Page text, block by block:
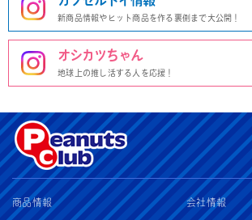
新商品情報やヒット商品を作る裏側まで大公開！
オシカツちゃん
地球上の推し活する人を応援！
商品情報 会社情報